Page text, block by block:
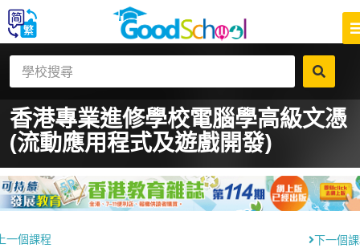
香港專業進修學校電腦學高級文憑
(流動應用程式及遊戲開發)
一個課程 下一個